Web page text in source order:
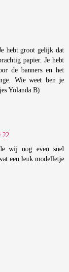
hebt groot gelijk dat
papier. Je hebt
de banners en het
Wie weet ben je
Yolanda B)
wij nog even snel
een leuk modelletje